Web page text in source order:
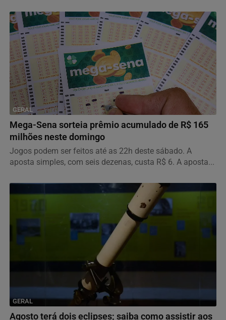
GERAL
Mega-Sena sorteia prêmio acumulado de R$ 165
milhões neste domingo
Jogos podem ser feitos até as 22h deste sábado. A
aposta simples, com seis dezenas, custa R$ 6. A aposta...
GERAL
Agosto terá dois eclipses; saiba como assistir aos